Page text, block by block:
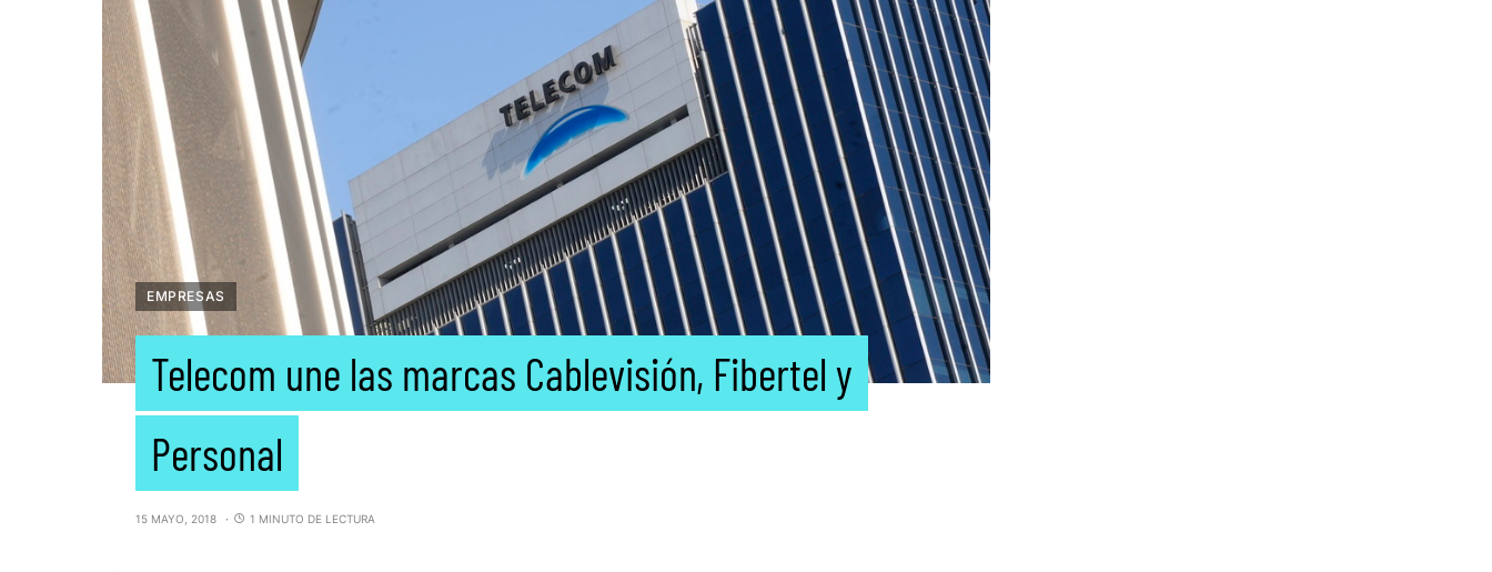
EMPRESAS
Telecom une las marcas Cablevisión, Fibertel y
Personal
15 MAYO, 2018 1 MINUTO DE LECTURA